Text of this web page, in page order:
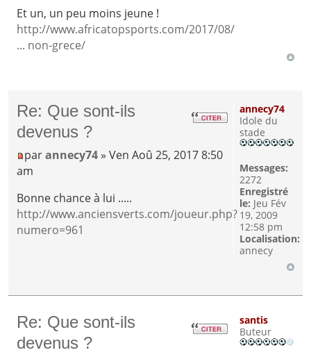
Et un, un peu moins jeune !
http://www.africatopsports.com/2017/08/
... non-grece/
Re: Que sont-ils
devenus ?
parannecy74 » Ven Aoû 25, 2017 8:50
am
Bonne chance à lui .....
http://www.anciensverts.com/joueur.php?
numero=961
annecy74
Idole du
stade
Messages:
2272
Enregistré
le: Jeu Fév
19, 2009
12:58 pm
Localisation:
annecy
Re: Que sont-ils
devenus ?
santis
Buteur